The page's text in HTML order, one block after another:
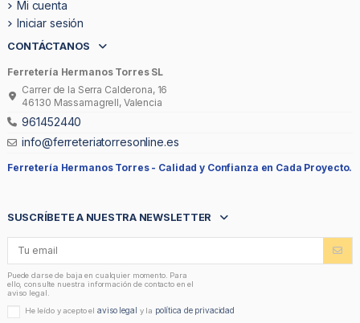
Mi cuenta
Iniciar sesión
CONTÁCTANOS
Ferretería Hermanos Torres SL
Carrer de la Serra Calderona, 16
46130 Massamagrell, Valencia
961452440
info@ferreteriatorresonline.es
Ferretería Hermanos Torres - Calidad y Confianza en Cada Proyecto.
SUSCRÍBETE A NUESTRA NEWSLETTER
Puede darse de baja en cualquier momento. Para
ello, consulte nuestra información de contacto en el
aviso legal.
He leído y acepto elaviso legal y la política de privacidad